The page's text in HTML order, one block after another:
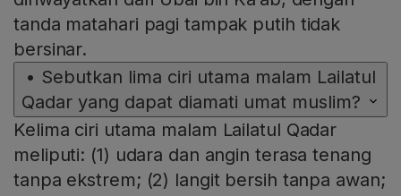
tanda matahari pagi tampak putih tidak
bersinar.
• Sebutkan lima ciri utama malam Lailatul
Qadar yang dapat diamati umat muslim?
Kelima ciri utama malam Lailatul Qadar
meliputi: (1) udara dan angin terasa tenang
tanpa ekstrem; (2) langit bersih tanpa awan;